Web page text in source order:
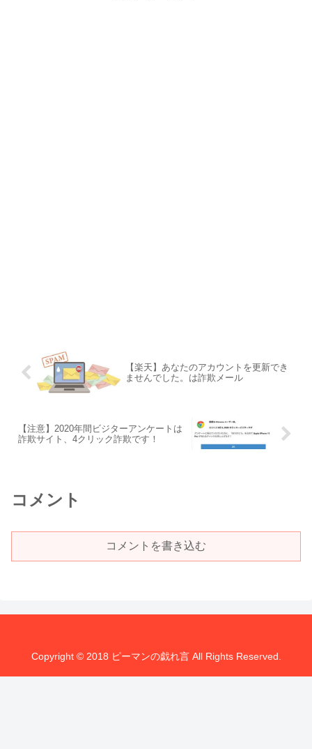
【楽天】あなたのアカウントを更新でき
ませんでした。は詐欺メール
【注意】2020年間ビジターアンケートは
詐欺サイト、4クリック詐欺です！
コメント
コメントを書き込む
Copyright © 2018 ピーマンの戯れ言 All Rights Reserved.